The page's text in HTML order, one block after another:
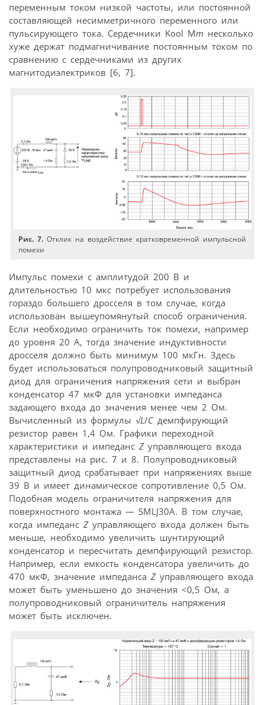
переменным током низкой частоты, или постоянной
составляющей несимметричного переменного или
пульсирующего тока. Сердечники Kool Mm несколько
хуже держат подмагничивание постоянным током по
сравнению с сердечниками из других
магнитодиэлектриков [6, 7].
Рис. 7. Отклик на воздействие кратковременной импульсной
помехи
Импульс помехи с амплитудой 200 В и
длительностью 10 мкс потребует использования
гораздо большего дросселя в том случае, когда
использован вышеупомянутый способ ограничения.
Если необходимо ограничить ток помехи, например
до уровня 20 А, тогда значение индуктивности
дросселя должно быть минимум 100 мкГн. Здесь
будет использоваться полупроводниковый защитный
диод для ограничения напряжения сети и выбран
конденсатор 47 мкФ для установки импеданса
задающего входа до значения менее чем 2 Ом.
Вычисленный из формулы √L/Cдемпфирующий
резистор равен 1,4 Ом. Графики переходной
характеристики и импеданс Zуправляющего входа
представлены на рис. 7 и 8. Полупроводниковый
защитный диод срабатывает при напряжениях выше
39 В и имеет динамическое сопротивление 0,5 Ом.
Подобная модель ограничителя напряжения для
поверхностного монтажа — SMLJ30A. В том случае,
когда импеданс Zуправляющего входа должен быть
меньше, необходимо увеличить шунтирующий
конденсатор и пересчитать демпфирующий резистор.
Например, если емкость конденсатора увеличить до
470 мкФ, значение импеданса Zуправляющего входа
может быть уменьшено до значения <0,5 Ом, а
полупроводниковый ограничитель напряжения
может быть исключен.